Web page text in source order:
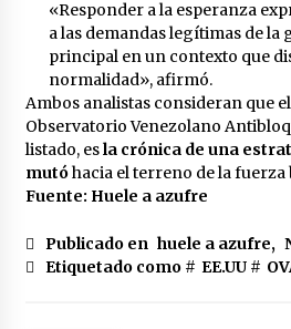
«Responder a la esperanza
a las demandas legítimas de la
principal en un contexto que
normalidad», afirmó.
Ambos analistas consideran que
Observatorio Venezolano
listado, esla crónica de una
mutóhacia el terreno de la fuerza
Fuente: Huele a azufre
Publicado en huele a azufre,
Etiquetado como # EE.UU#